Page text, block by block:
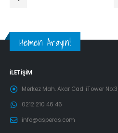
Hemen Arayın!
İLETIŞIM
Merkez Mah. Akar Cad. iTower
0212 210 46 46
info@asperas.com